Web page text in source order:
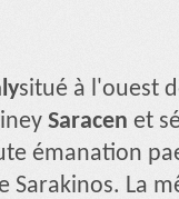
situé à l'ouest
Saracen et
émanation
Sarakinos. La